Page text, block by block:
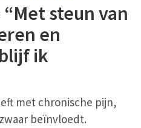
steun van
en
ik
met chronische pijn,
beïnvloedt.